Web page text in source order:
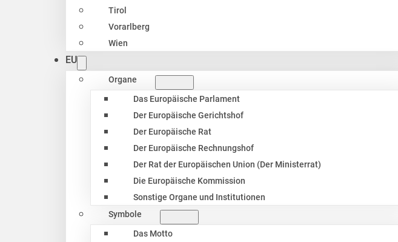
Tirol
Vorarlberg
Wien
EU
Organe
Das Europäische Parlament
Der Europäische Gerichtshof
Der Europäische Rat
Der Europäische Rechnungshof
Der Rat der Europäischen Union (Der Ministerrat)
Die Europäische Kommission
Sonstige Organe und Institutionen
Symbole
Das Motto